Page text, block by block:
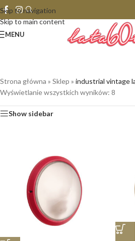
Skip to navigation
Skip to main content
MENU
Strona główna » Sklep » industrial vintage
Wyświetlanie wszystkich wyników: 8
Show sidebar